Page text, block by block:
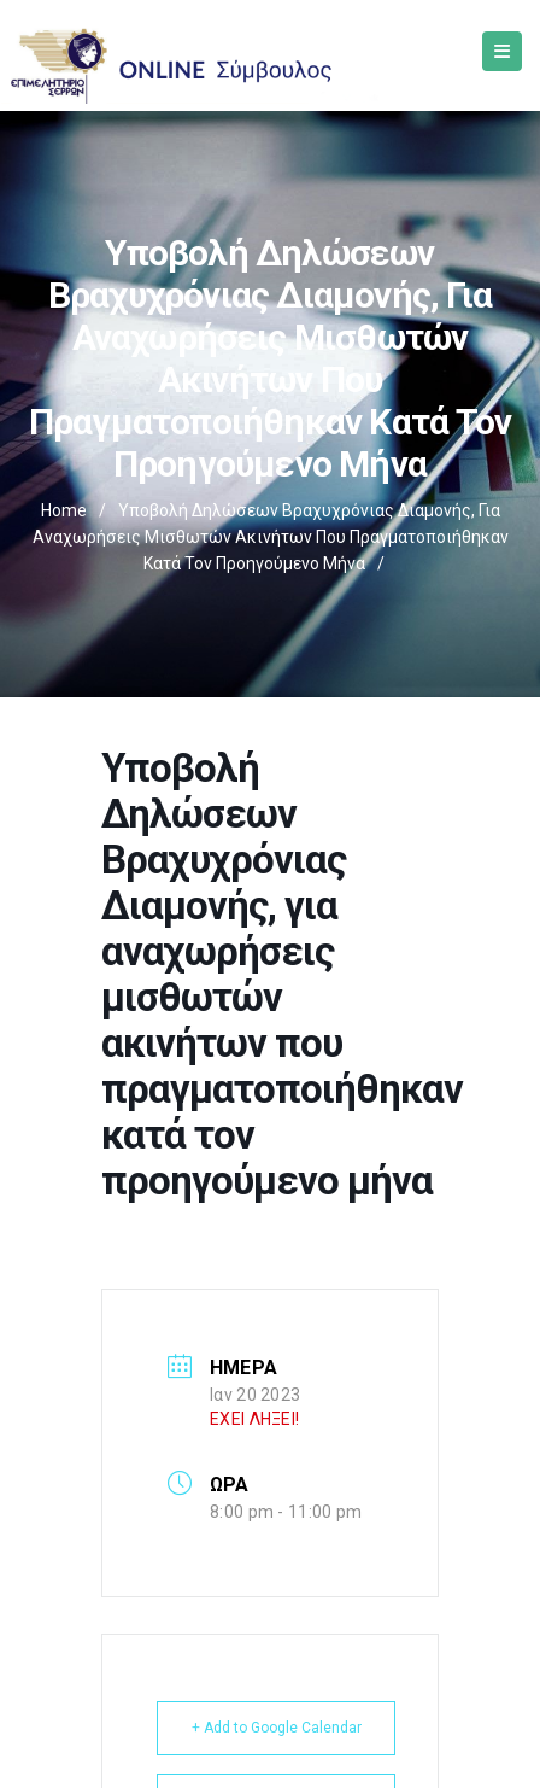
Υποβολή Δηλώσεων
Βραχυχρόνιας Διαμονής, Για
Αναχωρήσεις Μισθωτών
Ακινήτων Που
Πραγματοποιήθηκαν Κατά Τον
Προηγούμενο Μήνα
Home /
Υποβολή Δηλώσεων Βραχυχρόνιας Διαμονής, Για
Αναχωρήσεις Μισθωτών Ακινήτων Που Πραγματοποιήθηκαν
Κατά Τον Προηγούμενο Μήνα
/
Υποβολή
Δηλώσεων
Βραχυχρόνιας
Διαμονής, για
αναχωρήσεις
μισθωτών
ακινήτων που
πραγματοποιήθηκαν
κατά τον
προηγούμενο μήνα
ΗΜΕΡΑ
Ιαν 20 2023
ΕΧΕΙ ΛΗΞΕΙ!
ΩΡΑ
8:00 pm - 11:00 pm
+ Add to Google Calendar